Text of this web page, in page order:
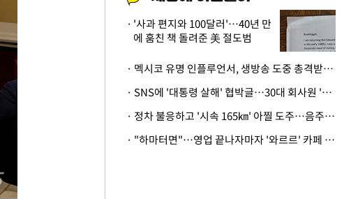
'사과 편지와 100달러'…40년 만
에 훔친 책 돌려준 美 절도범
· 멕시코 유명 인플루언서, 생방송 도중 총격받아 사망
· SNS에 '대통령 살해' 협박글…30대 회사원 '불구속 송치'
· 정차 불응하고 '시속 165㎞' 아찔 도주…음주운전자 체포
· "하마터면"…영업 끝나자마자 '와르르' 카페 테라스 덮친 대리석 외벽